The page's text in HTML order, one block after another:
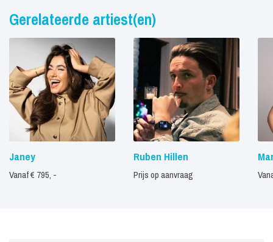
Gerelateerde artiest(en)
Janey
Vanaf € 795, -
Ruben Hillen
Prijs op aanvraag